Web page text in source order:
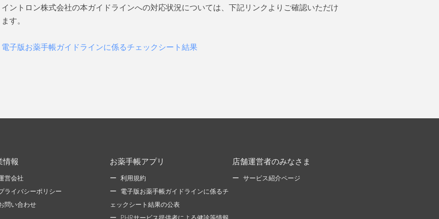
イントロン株式会社の本ガイドラインへの対応状況については、下記リンクよりご確認いただけ
ます。
電子版お薬手帳ガイドラインに係るチェックシート結果
情報
営会社
ライバシーポリシー
問い合わせ
お薬手帳アプリ
利用規約
電子版お薬手帳ガイドラインに係るチ
ェックシート結果の公表
店舗運営者のみなさま
サービス紹介ページ